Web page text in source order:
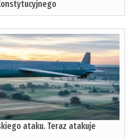
ataku. Teraz atakuje